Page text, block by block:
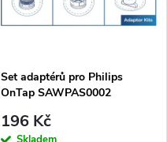
Set adaptérů pro Philips
OnTap SAWPAS0002
196 Kč